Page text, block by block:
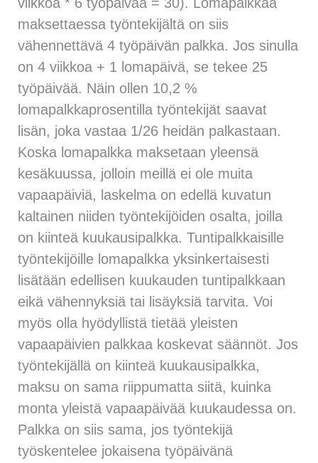
maksettaessa työntekijältä on siis
vähennettävä 4 työpäivän palkka. Jos sinulla
on 4 viikkoa + 1 lomapäivä, se tekee 25
työpäivää. Näin ollen 10,2 %
lomapalkkaprosentilla työntekijät saavat
lisän, joka vastaa 1/26 heidän palkastaan.
Koska lomapalkka maksetaan yleensä
kesäkuussa, jolloin meillä ei ole muita
vapaapäiviä, laskelma on edellä kuvatun
kaltainen niiden työntekijöiden osalta, joilla
on kiinteä kuukausipalkka. Tuntipalkkaisille
työntekijöille lomapalkka yksinkertaisesti
lisätään edellisen kuukauden tuntipalkkaan
eikä vähennyksiä tai lisäyksiä tarvita. Voi
myös olla hyödyllistä tietää yleisten
vapaapäivien palkkaa koskevat säännöt. Jos
työntekijällä on kiinteä kuukausipalkka,
maksu on sama riippumatta siitä, kuinka
monta yleistä vapaapäivää kuukaudessa on.
Palkka on siis sama, jos työntekijä
työskentelee jokaisena työpäivänä